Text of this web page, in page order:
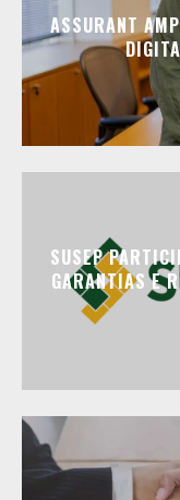
ASSURANT
SUSEP
GARANTIAS E